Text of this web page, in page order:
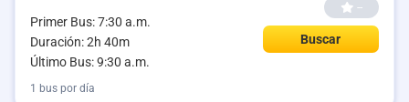
Primer Bus: 7:30 a.m.
Duración: 2h 40m
Último Bus: 9:30 a.m.
--
Buscar
1 bus por día